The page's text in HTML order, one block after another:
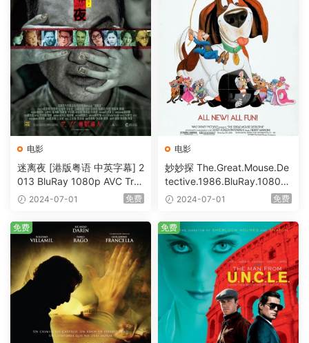
电影
迷离夜 [港版粤语 中英字幕] 2
013 BluRay 1080p AVC Tru
eHD5.1 [BDISO 22.64GB]
2024-07-01 免费
电影
妙妙探 The.Great.Mouse.De
tective.1986.BluRay.1080p.
AVC.DTS-HD.MA.5.1-HDHo
2024-07-01 免费
免费 免费